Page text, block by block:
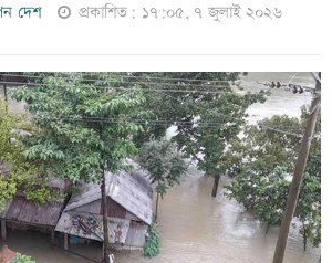
দেশ প্রকাশিত: ১৭:০৫, ৭ জুলাই ২০২৬